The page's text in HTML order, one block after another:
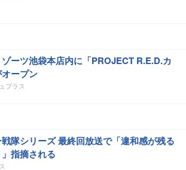
ーツ池袋本店内に「PROJECT R.E.D.カ
ープン
プラス
隊シリーズ 最終回放送で「違和感が残る
指摘される